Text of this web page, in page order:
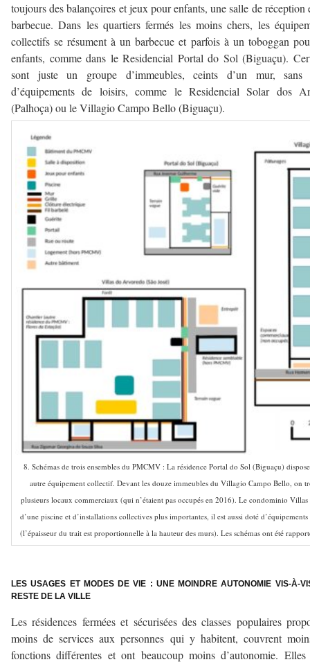
toujours des balançoires et jeux pour enfants, une salle de réception
barbecue. Dans les quartiers fermés les moins chers, les
collectifs se résument à un barbecue et parfois à un toboggan
enfants, comme dans le Residencial Portal do Sol (Biguaçu).
sont juste un groupe d’immeubles, ceints d’un mur, sans
d’équipements de loisirs, comme le Residencial Solar dos
(Palhoça) ou le Villagio Campo Bello (Biguaçu).
8. Schémas de trois ensembles du PMCMV : La résidence Portal do Sol (Biguaçu)
autre équipement collectif. Devant les douze immeubles du Villagio Campo Bello, on
plusieurs locaux commerciaux (qui n’étaient pas occupés en 2016). Le condominio
d’une piscine et d’installations collectives plus importantes, il est aussi doté d’équipements
(l’épaisseur du trait est proportionnelle à la hauteur des murs). Les schémas ont été
LES USAGES ET MODES DE VIE : UNE MOINDRE AUTONOMIE VIS-À-
RESTE DE LA VILLE
Les résidences fermées et sécurisées des classes populaires
moins de services aux personnes qui y habitent, couvrent
fonctions différentes et ont beaucoup moins d’autonomie. Elles